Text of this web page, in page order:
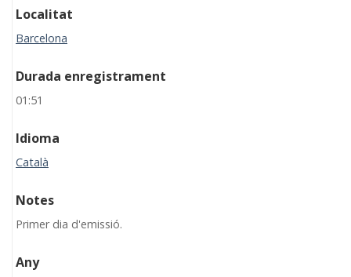
Localitat
Barcelona
Durada enregistrament
01:51
Idioma
Català
Notes
Primer dia d'emissió.
Any